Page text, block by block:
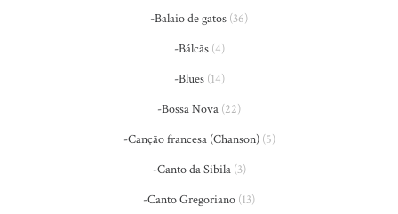
-Balaio de gatos (36)
-Bálcãs(4)
-Blues(14)
-Bossa Nova (22)
-Canção francesa (Chanson)(5)
-Canto da Sibila(3)
-Canto Gregoriano (13)